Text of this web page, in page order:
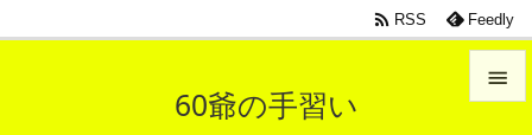
60爺の手習い

 RSS Feedly